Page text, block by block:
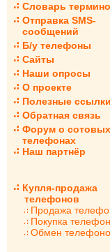
Словарь
Отправка SMS-
сообщений
Б/у телефоны
Сайты
Наши опросы
О проекте
Полезные ссылки
Обратная связь
Форум о сотовых
телефонах
Наш партнёр
Купля-продажа
телефонов
Продажа
Покупка
Обмен